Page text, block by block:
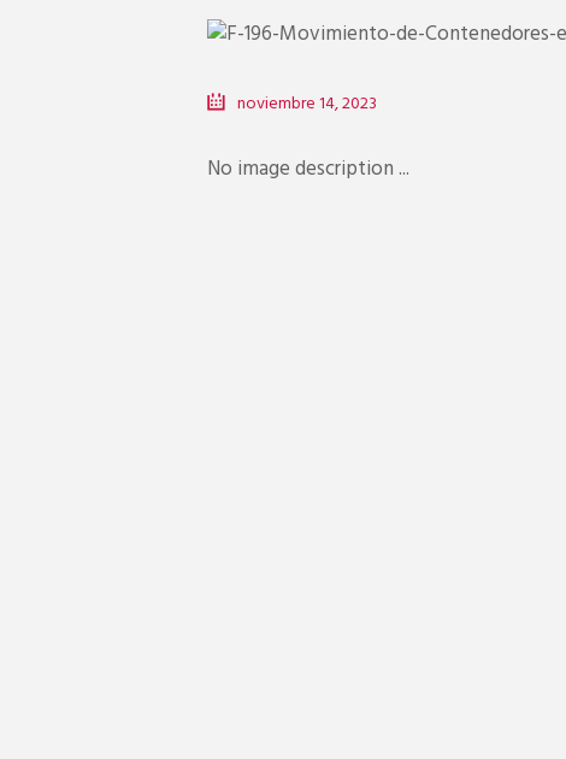
noviembre 14, 2023
No image description ...